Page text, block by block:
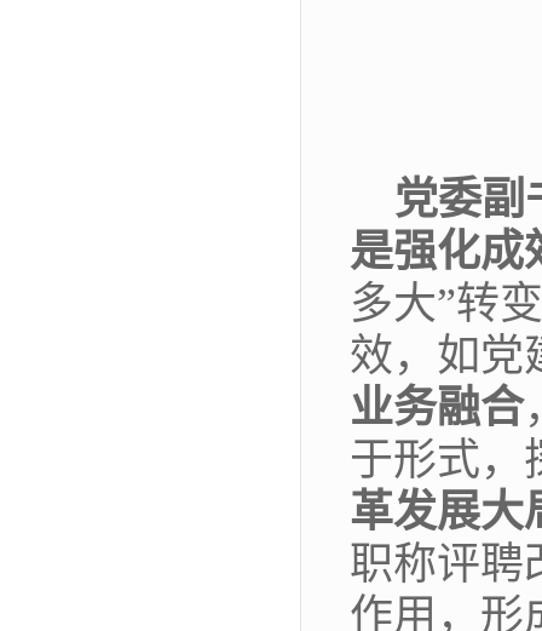
党委副
是强化成
多大”转
效，如党
业务融合
于形式，
革发展大
职称评聘
作用，形